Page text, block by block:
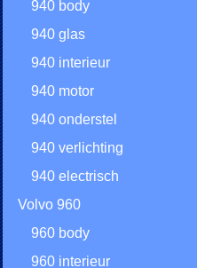
940 body
940 glas
940 interieur
940 motor
940 onderstel
940 verlichting
940 electrisch
Volvo 960
960 body
960 interieur